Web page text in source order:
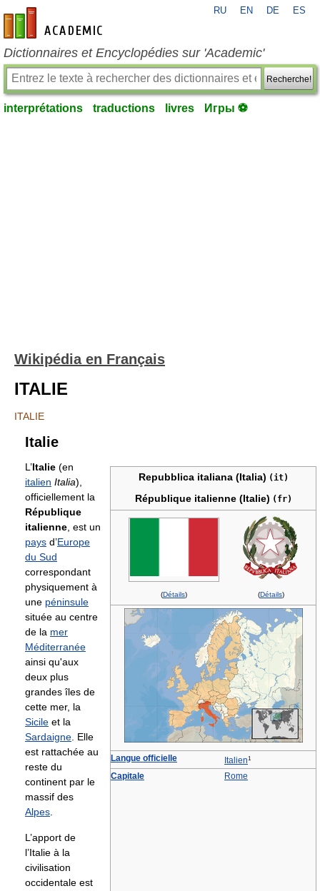
fr-academic.com
RU EN DE ES
Dictionnaires et Encyclopédies sur 'Academic'
Recherche!
interprétations traductions livres Игры ⚽
Wikipédia en Français
ITALIE
ITALIE
Italie
Repubblica italiana (Italia) (it)
République italienne (Italie) (fr)
(Détails) (Détails)
Langue officielle Italien1
Capitale Rome
L’Italie (en
italien Italia),
officiellement la
République
italienne , est un
pays d’Europe
du Sud
correspondant
physiquement à
une péninsule
située au centre
de la mer
Méditerranée
ainsi qu'aux
deux plus
grandes îles de
cette mer, la
Sicile et la
Sardaigne . Elle
est rattachée au
reste du
continent par le
massif des
Alpes
L’apport de
l’Italie à la
civilisation
occidentale est